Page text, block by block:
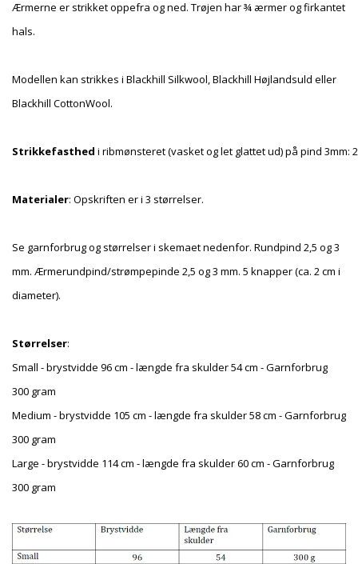
Ærmerne er strikket oppefra og ned. Trøjen har ¾ ærmer og firkantet
hals.
Modellen kan strikkes i Blackhill Silkwool, Blackhill Højlandsuld eller
Blackhill CottonWool.
Strikkefasthed i ribmønsteret (vasket og let glattet ud) på pind 3mm:
Materialer: Opskriften er i 3 størrelser.
Se garnforbrug og størrelser i skemaet nedenfor. Rundpind 2,5 og 3
mm. Ærmerundpind/strømpepinde 2,5 og 3 mm. 5 knapper (ca. 2 cm i
diameter).
Størrelser:
Small - brystvidde 96 cm - længde fra skulder 54 cm - Garnforbrug
300 gram
Medium - brystvidde 105 cm - længde fra skulder 58 cm - Garnforbrug
300 gram
Large - brystvidde 114 cm - længde fra skulder 60 cm - Garnforbrug
300 gram